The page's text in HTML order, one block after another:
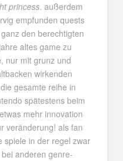
princess. außerdem
empfunden quests
den berechtigten
altes game zu
nur mit grunz und
wirkenden
gesamte reihe in
spätestens beim
mehr innovation
veränderung! als fan
spiele in der regel zwar
anderen genre-